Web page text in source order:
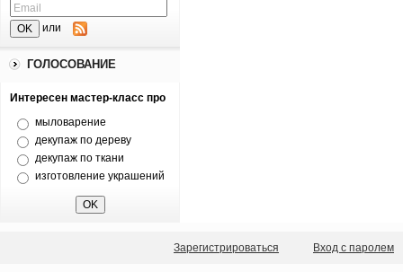
или
ГОЛОСОВАНИЕ
Интересен мастер-класс про
мыловарение
декупаж по дереву
декупаж по ткани
изготовление украшений
Зарегистрироваться Вход с паролем